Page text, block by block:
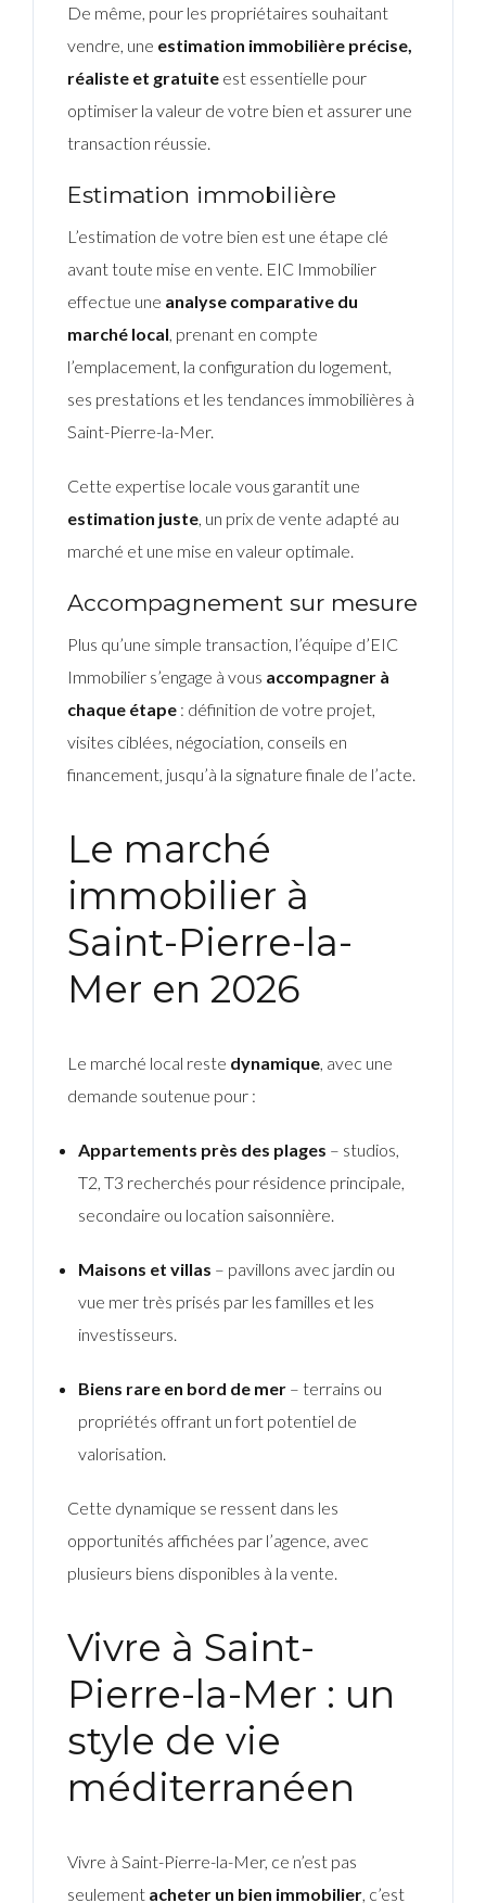
De même, pour les propriétaires souhaitant
vendre, une estimation immobilière précise,
réaliste et gratuite est essentielle pour
optimiser la valeur de votre bien et assurer une
transaction réussie.
Estimation immobilière
L’estimation de votre bien est une étape clé
avant toute mise en vente. EIC Immobilier
effectue une analyse comparative du
marché local, prenant en compte
l’emplacement, la configuration du logement,
ses prestations et les tendances immobilières à
Saint-Pierre-la-Mer.
Cette expertise locale vous garantit une
estimation juste, un prix de vente adapté au
marché et une mise en valeur optimale.
Accompagnement sur mesure
Plus qu’une simple transaction, l’équipe d’EIC
Immobilier s’engage à vous accompagner à
chaque étape : définition de votre projet,
visites ciblées, négociation, conseils en
financement, jusqu’à la signature finale de l’acte.
Le marché
immobilier à
Saint-Pierre-la-
Mer en 2026
Le marché local reste dynamique, avec une
demande soutenue pour :
Appartements près des plages – studios,
T2, T3 recherchés pour résidence principale,
secondaire ou location saisonnière.
Maisons et villas – pavillons avec jardin ou
vue mer très prisés par les familles et les
investisseurs.
Biens rare en bord de mer– terrains ou
propriétés offrant un fort potentiel de
valorisation.
Cette dynamique se ressent dans les
opportunités affichées par l’agence, avec
plusieurs biens disponibles à la vente.
Vivre à Saint-
Pierre-la-Mer : un
style de vie
méditerranéen
Vivre à Saint-Pierre-la-Mer, ce n’est pas
seulement acheter un bien immobilier, c’est